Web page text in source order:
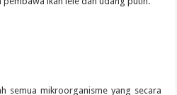
semua mikroorganisme yang secara